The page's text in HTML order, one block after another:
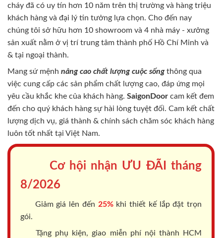
cháy đã có uy tín hơn 10 năm trên thị trường và hàng triệu
khách hàng và đại lý tin tưởng lựa chọn. Cho đến nay
chúng tôi sở hữu hơn 10 showroom và 4 nhà máy - xưởng
sản xuất nằm ở vị trí trung tâm thành phố Hồ Chí Minh và
& tại ngoại thành.
Mang sứ mệnh nâng cao chất lượng cuộc sốngthông qua
việc cung cấp các sản phẩm chất lượng cao, đáp ứng mọi
yêu cầu khắc khe của khách hàng. SaigonDoor cam kết đem
đến cho quý khách hàng sự hài lòng tuyệt đối. Cam kết chất
lượng dịch vụ, giá thành & chính sách chăm sóc khách hàng
luôn tốt nhất tại Việt Nam.
Cơ hội nhận ƯU ĐÃI tháng
8/2026
Giảm giá lên đến 25%khi thiết kế lắp đặt trọn
gói.
Tặng phụ kiện, giao miễn phí nội thành HCM